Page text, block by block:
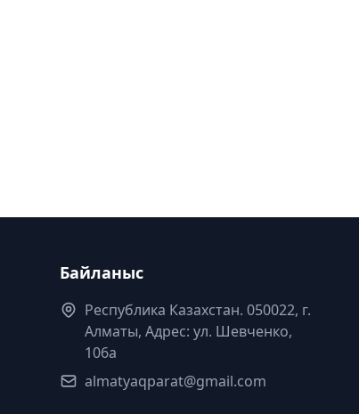
Байланыс
Республика Казахстан. 050022, г.
Алматы, Адрес: ул. Шевченко,
106а
almatyaqparat@gmail.com